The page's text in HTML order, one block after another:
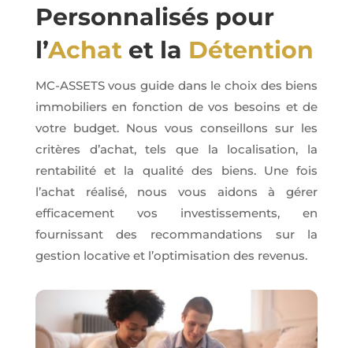
Personnalisés pour
l’Achatet la Détention
MC-ASSETS vous guide dans le choix des biens
immobiliers en fonction de vos besoins et de
votre budget. Nous vous conseillons sur les
critères d’achat, tels que la localisation, la
rentabilité et la qualité des biens. Une fois
l’achat réalisé, nous vous aidons à gérer
efficacement vos investissements, en
fournissant des recommandations sur la
gestion locative et l’optimisation des revenus.